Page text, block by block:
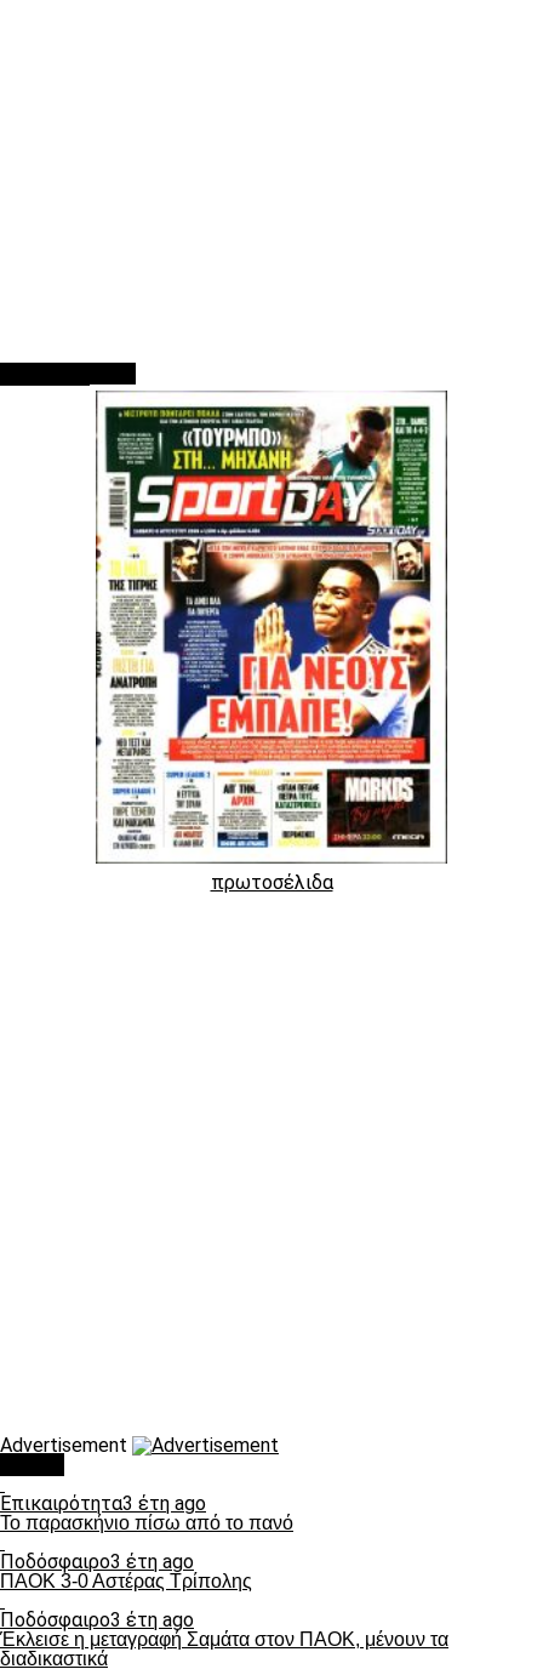
πρωτοσέλιδα
Advertisement
Επικαιρότητα3 έτη ago
Το παρασκήνιο πίσω από το πανό
Ποδόσφαιρο3 έτη ago
ΠΑΟΚ 3-0 Αστέρας Τρίπολης
Ποδόσφαιρο3 έτη ago
Έκλεισε η μεταγραφή Σαμάτα στον ΠΑΟΚ, μένουν τα
διαδικαστικά